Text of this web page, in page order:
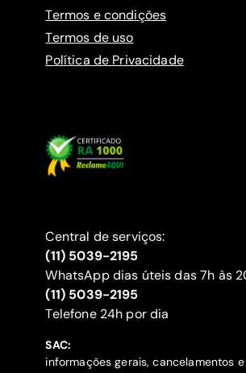
Termos e condições
Termos de uso
Política de Privacidade
Central de serviços:
(11) 5039-2195
WhatsApp dias úteis das 7h às
(11) 5039-2195
‍Telefone 24h por dia
SAC:
informações gerais, cancelamentos